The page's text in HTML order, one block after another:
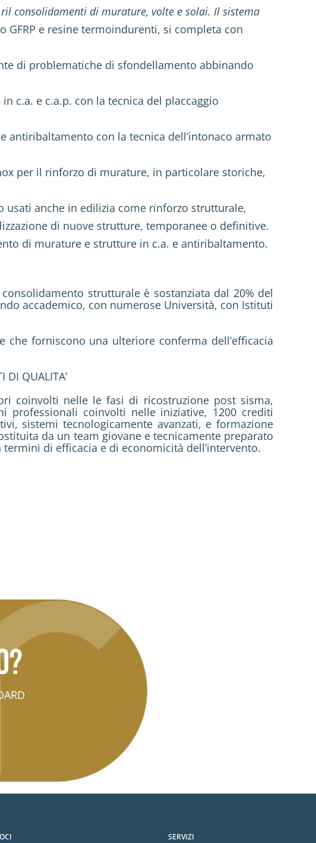
consolidamenti di murature, volte e solai. Il sistema
e resine termoindurenti, si completa con
di problematiche di sfondellamento abbinando
c.a. e c.a.p. con la tecnica del placcaggio
antiribaltamento con la tecnica dell’intonaco armato
per il rinforzo di murature, in particolare storiche,
anche in edilizia come rinforzo strutturale,
di nuove strutture, temporanee o definitive.
di murature e strutture in c.a. e antiribaltamento.
strutturale è sostanziata dal 20% del
accademico, con numerose Università, con Istituti
forniscono una ulteriore conferma dell’efficacia
DI QUALITA’
coinvolti nelle le fasi di ricostruzione post sisma,
coinvolti nelle iniziative, 1200 crediti
sistemi tecnologicamente avanzati, e formazione
da un team giovane e tecnicamente preparato
di efficacia e di economicità dell’intervento.
SERVIZI